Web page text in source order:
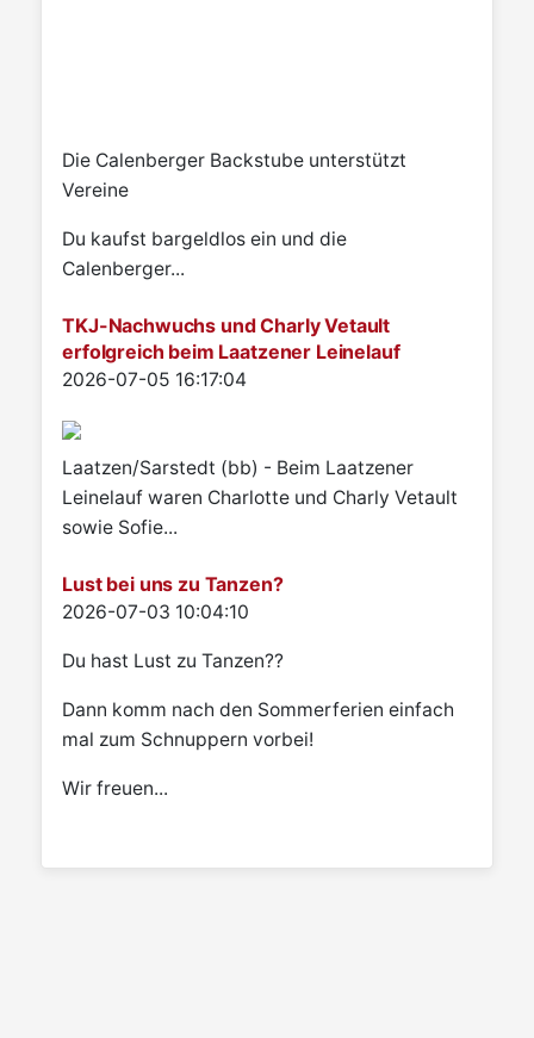
Die Calenberger Backstube unterstützt
Vereine
Du kaufst bargeldlos ein und die
Calenberger...
TKJ-Nachwuchs und Charly Vetault
erfolgreich beim Laatzener Leinelauf
Details
2026-07-05 16:17:04
Laatzen/Sarstedt (bb) - Beim Laatzener
Leinelauf waren Charlotte und Charly Vetault
sowie Sofie...
Lust bei uns zu Tanzen?
Details
2026-07-03 10:04:10
Du hast Lust zu Tanzen??
Dann komm nach den Sommerferien einfach
mal zum Schnuppern vorbei!
Wir freuen...